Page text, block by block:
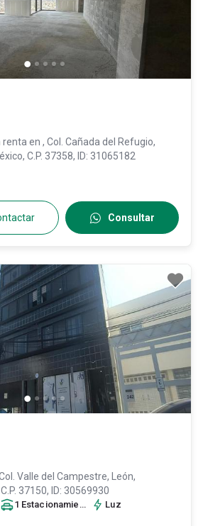
renta en , Col. Cañada del Refugio,
, C.P. 37358, ID: 31065182
Consultar
Valle del Campestre, León,
37150, ID: 30569930
1 Estacionamiento Luz